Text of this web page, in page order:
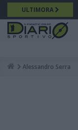
Salta
al
contenuto
principale
ULTIMORA
Breadcrumb
Alessandro Serra